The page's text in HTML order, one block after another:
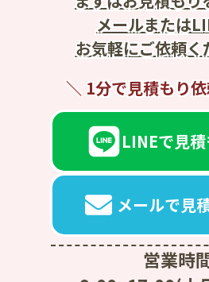
メールまたは
お気軽にご依頼く
1分で見積もり依
LINEで見
メールで見
営業時